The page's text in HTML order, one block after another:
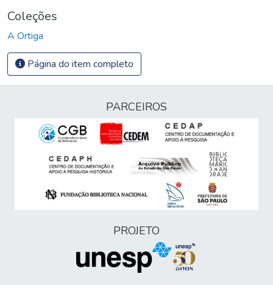
Coleções
A Ortiga
Página do item completo
PARCEIROS
PROJETO